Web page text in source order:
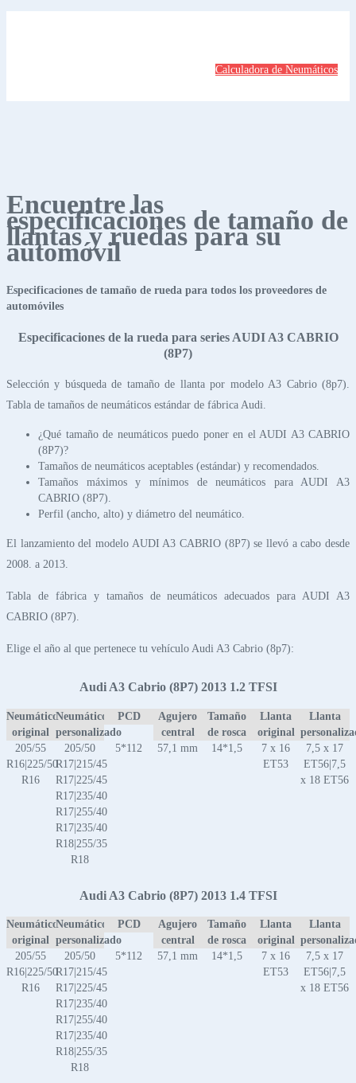
Calculadora de Neumáticos
Encuentre las
especificaciones de tamaño de
llantas y ruedas para su
automóvil
Especificaciones de tamaño de rueda para todos los proveedores de
automóviles
Especificaciones de la rueda para series AUDI A3 CABRIO
(8P7)
Selección y búsqueda de tamaño de llanta por modelo A3 Cabrio (8p7).
Tabla de tamaños de neumáticos estándar de fábrica Audi.
¿Qué tamaño de neumáticos puedo poner en el AUDI A3 CABRIO
(8P7)?
Tamaños de neumáticos aceptables (estándar) y recomendados.
Tamaños máximos y mínimos de neumáticos para AUDI A3
CABRIO (8P7).
Perfil (ancho, alto) y diámetro del neumático.
El lanzamiento del modelo AUDI A3 CABRIO (8P7) se llevó a cabo desde
2008. a 2013.
Tabla de fábrica y tamaños de neumáticos adecuados para AUDI A3
CABRIO (8P7).
Elige el año al que pertenece tu vehículo Audi A3 Cabrio (8p7):
Audi A3 Cabrio (8P7) 2013 1.2 TFSI
Neumático
original
Neumático
personalizado
PCD
Agujero
central
Tamaño
de rosca
Llanta
original
Llanta
205/55
R16|225/50
R16
205/50
R17|215/45
R17|225/45
R17|235/40
R17|255/40
R17|235/40
R18|255/35
R18
5*112 57,1 mm 14*1,5
7 x 16
ET53
7,5 x 17
ET56|7,5
x 18 ET56
Audi A3 Cabrio (8P7) 2013 1.4 TFSI
Neumático
original
Neumático
personalizado
PCD
Agujero
central
Tamaño
de rosca
Llanta
original
Llanta
205/55
R16|225/50
R16
205/50
R17|215/45
R17|225/45
R17|235/40
R17|255/40
R17|235/40
R18|255/35
R18
5*112 57,1 mm 14*1,5
7 x 16
ET53
7,5 x 17
ET56|7,5
x 18 ET56